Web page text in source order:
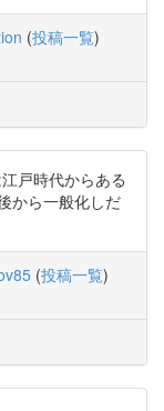
(投稿一覧)
戸時代からある
から一般化しだ
(投稿一覧)